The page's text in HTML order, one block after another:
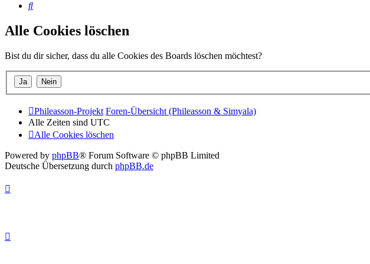
Suche
Alle Cookies löschen
Bist du dir sicher, dass du alle Cookies des Boards löschen möchtest?
Phileasson-Projekt Foren-Übersicht (Phileasson & Simyala)
Alle Zeiten sind UTC
Alle Cookies löschen
Powered by phpBB® Forum Software © phpBB Limited
Deutsche Übersetzung durch phpBB.de